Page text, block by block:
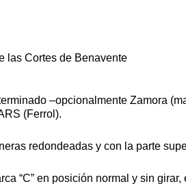
–opcionalmente Zamora
(Ferrol).
redondeadas y con la parte
“C” en posición normal y sin